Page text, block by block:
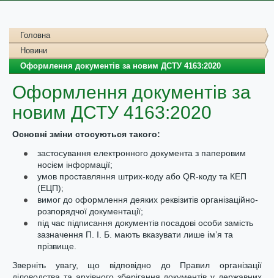
Головна
Новини
Оформлення документів за новим ДСТУ 4163:2020
Оформлення документів за
новим ДСТУ 4163:2020
Основні зміни стосуються такого:
застосування електронного документа з паперовим
носієм інформації;
умов проставляння штрих-коду або QR-коду та КЕП
(ЕЦП);
вимог до оформлення деяких реквізитів організаційно-
розпорядчої документації;
під час підписання документів посадові особи замість
зазначення П. І. Б. мають вказувати лише ім’я та
прізвище.
Зверніть увагу, що відповідно до Правил організації